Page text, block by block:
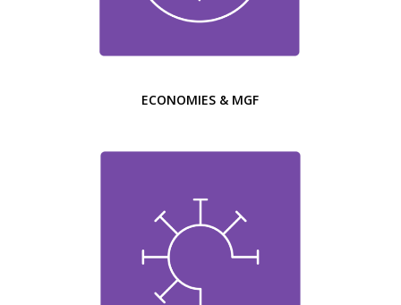
ECONOMIES & MGF